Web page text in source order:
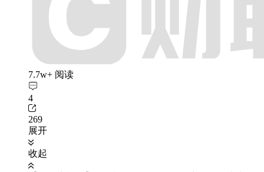
7.7w+ 阅读
4
269
展开
收起